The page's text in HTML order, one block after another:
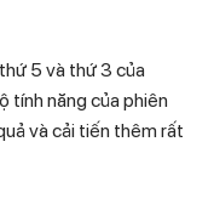
5 và thứ 3 của
tính năng của phiên
và cải tiến thêm rất